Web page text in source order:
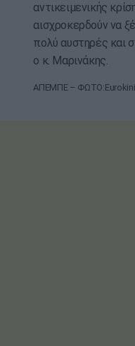
αντικειμενικής
αισχροκερδούν να
πολύ αυστηρές και
ο κ. Μαρινάκης.
ΑΠΕΜΠΕ –